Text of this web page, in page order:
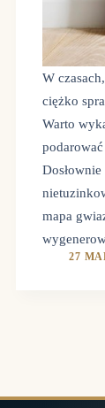
W
ciężko
Warto
mapa
27